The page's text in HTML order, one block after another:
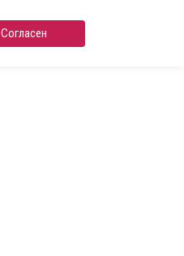
Согласен